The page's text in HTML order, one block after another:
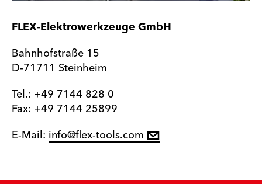
FLEX-Elektrowerkzeuge GmbH
Bahnhofstraße 15
D-71711 Steinheim
Tel.: +49 7144 828 0
Fax: +49 7144 25899
E-Mail: info@flex-tools.com